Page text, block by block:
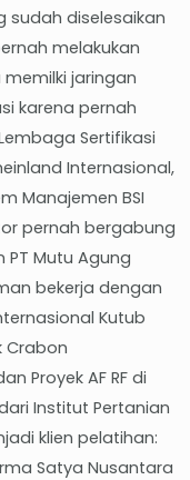
sudah diselesaikan
melakukan
jaringan
karena pernah
Sertifikasi
Internasional,
Manajemen BSI
pernah bergabung
PT Mutu Agung
bekerja dengan
Kutub
Crabon
Proyek AF RF di
Institut Pertanian
klien pelatihan:
Satya Nusantara